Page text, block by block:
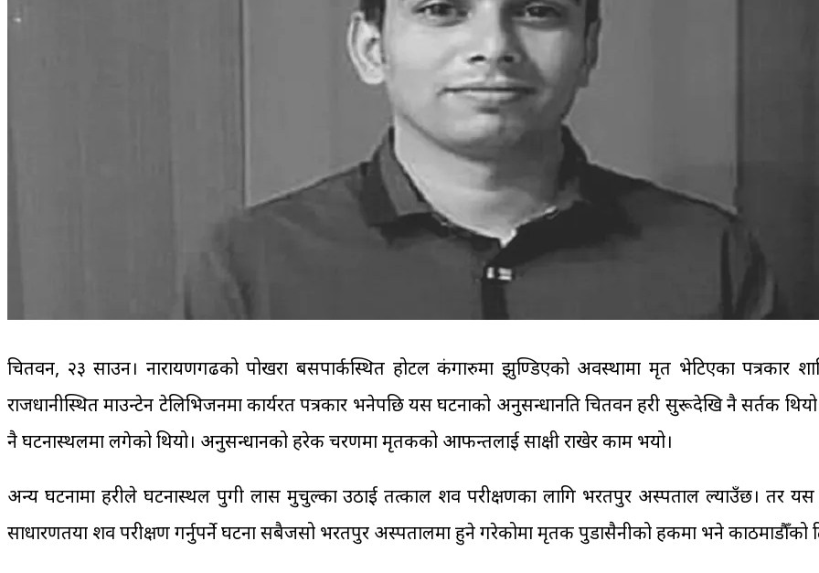
चितवन, २३ साउन। नारायणगढको पोखरा बसपार्कस्थित होटल कंगारुमा झुण्डिएको अवस्थामा मृत भेटिएका पत्रकार
राजधानीस्थित माउन्टेन टेलिभिजनमा कार्यरत पत्रकार भनेपछि यस घटनाको अनुसन्धानप्रति चितवन प्रहरी सुरूदेखि नै सर्तक
नै घटनास्थलमा लगेको थियो। अनुसन्धानको हरेक चरणमा मृतकको आफन्तलाई साक्षी राखेर काम भयो।
अन्य घटनामा प्रहरीले घटनास्थल पुगी लास मुचुल्का उठाई तत्काल शव परीक्षणका लागि भरतपुर अस्पताल ल्याउँछ। तर
साधारणतया शव परीक्षण गर्नुपर्ने घटना सबैजसो भरतपुर अस्पतालमा हुने गरेकोमा मृतक पुडासैनीको हकमा भने काठमाडौँको